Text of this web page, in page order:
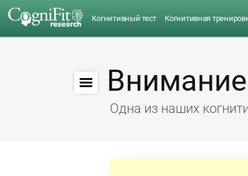
Когнитивный тест Когнитивная
Внимание
Одна из наших